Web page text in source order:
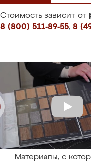
Стоимость зависит от
8 (800) 511-89-55, 8
Материалы, с